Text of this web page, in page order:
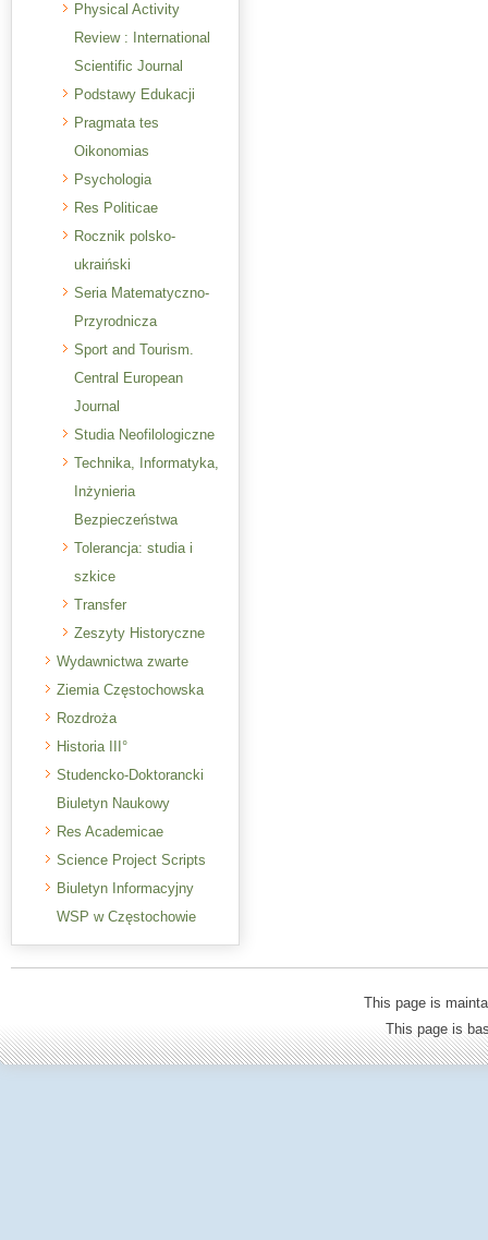
Physical Activity
Review : International
Scientific Journal
Podstawy Edukacji
Pragmata tes
Oikonomias
Psychologia
Res Politicae
Rocznik polsko-
ukraiński
Seria Matematyczno-
Przyrodnicza
Sport and Tourism.
Central European
Journal
Studia Neofilologiczne
Technika, Informatyka,
Inżynieria
Bezpieczeństwa
Tolerancja: studia i
szkice
Transfer
Zeszyty Historyczne
Wydawnictwa zwarte
Ziemia Częstochowska
Rozdroża
Historia III°
Studencko-Doktorancki
Biuletyn Naukowy
Res Academicae
Science Project Scripts
Biuletyn Informacyjny
WSP w Częstochowie
This page is
This page is